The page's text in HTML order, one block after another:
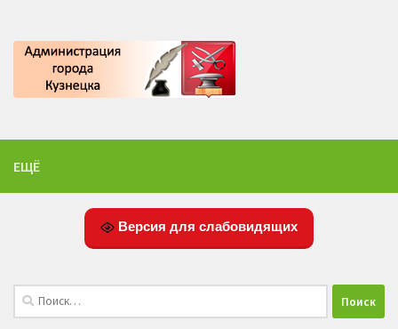
ЕЩЁ
Версия для слабовидящих
Найти: